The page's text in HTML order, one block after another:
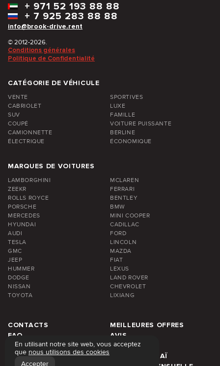
info@brook-drive.rent
+ 7 925 283 88 88
+ 971 52 193 88 88
© 2012-2026.
Conditions générales
Politique de Confidentialité
CATÉGORIE DE VÉHICULE
VENTE
SPORTIVES
CABRIOLET
LUXE
SUV
FAMILLE
COUPÉ
VOITURE PUISSANTE
CAMIONNETTE
BERLINE
ÉLECTRIQUE
ÉCONOMIQUE
MARQUES DE VOITURES
LAMBORGHINI
MCLAREN
ZEEKR
FERRARI
ROLLS ROYCE
BENTLEY
PORSCHE
BMW
MERCEDES
MINI COOPER
HYUNDAI
CADILLAC
AUDI
FORD
TESLA
LINCOLN
GMC
MAZDA
JEEP
FIAT
HUMMER
LEXUS
DODGE
LAND ROVER
NISSAN
CHEVROLET
TOYOTA
LIXIANG
CONTACTS
MEILLEURES OFFRES
FAQ
AVIS
À PROPOS DE NOUS
BLOG
TARIFS DE LOCATION
ZONE DE DUBAÏ
En utilisant notre site web, vous acceptez
que nous utilisons des cookies
Accepter